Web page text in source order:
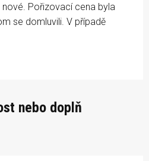
Pořizovací cena byla
se domluvili. V případě
nebo doplň